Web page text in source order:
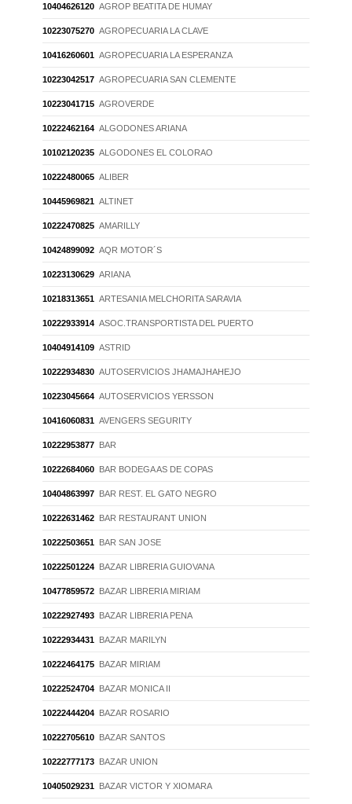
10404626120 AGROP BEATITA DE HUMAY
10223075270 AGROPECUARIA LA CLAVE
10416260601 AGROPECUARIA LA ESPERANZA
10223042517 AGROPECUARIA SAN CLEMENTE
10223041715 AGROVERDE
10222462164 ALGODONES ARIANA
10102120235 ALGODONES EL COLORAO
10222480065 ALIBER
10445969821 ALTINET
10222470825 AMARILLY
10424899092 AQR MOTOR´S
10223130629 ARIANA
10218313651 ARTESANIA MELCHORITA SARAVIA
10222933914 ASOC.TRANSPORTISTA DEL PUERTO
10404914109 ASTRID
10222934830 AUTOSERVICIOS JHAMAJHAHEJO
10223045664 AUTOSERVICIOS YERSSON
10416060831 AVENGERS SEGURITY
10222953877 BAR
10222684060 BAR BODEGA AS DE COPAS
10404863997 BAR REST. EL GATO NEGRO
10222631462 BAR RESTAURANT UNION
10222503651 BAR SAN JOSE
10222501224 BAZAR LIBRERIA GUIOVANA
10477859572 BAZAR LIBRERIA MIRIAM
10222927493 BAZAR LIBRERIA PENA
10222934431 BAZAR MARILYN
10222464175 BAZAR MIRIAM
10222524704 BAZAR MONICA II
10222444204 BAZAR ROSARIO
10222705610 BAZAR SANTOS
10222777173 BAZAR UNION
10405029231 BAZAR VICTOR Y XIOMARA